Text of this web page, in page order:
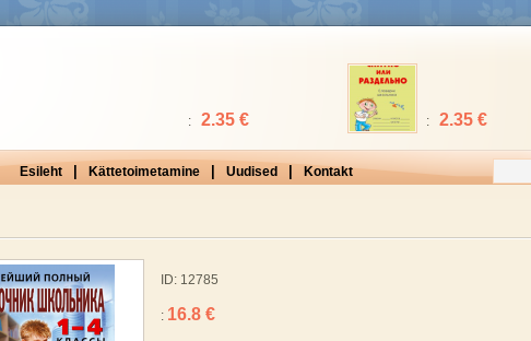
: 2.35 € : 2.35 €
Esileht Kättetoimetamine Uudised Kontakt
ID: 12785
: 16.8 €